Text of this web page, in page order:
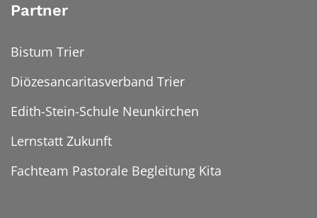
Partner
Bistum Trier
Diözesancaritasverband Trier
Edith-Stein-Schule Neunkirchen
Lernstatt Zukunft
Fachteam Pastorale Begleitung Kita